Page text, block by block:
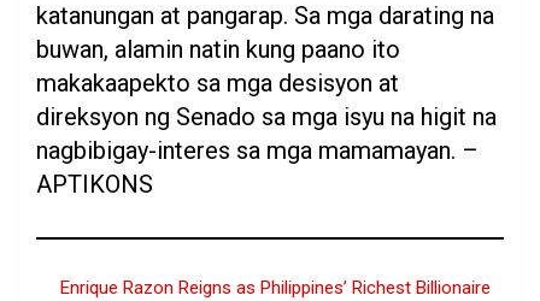
katanungan at pangarap. Sa mga darating na
buwan, alamin natin kung paano ito
makakaapekto sa mga desisyon at
direksyon ng Senado sa mga isyu na higit na
nagbibigay-interes sa mga mamamayan. –
APTIKONS
Enrique Razon Reigns as Philippines’ Richest Billionaire